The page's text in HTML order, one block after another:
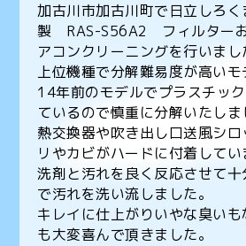
加古川市加古川町で日立しろ
製 RAS-S56A2 フィルター
アコンクリーニングを行いまし
上位機種で分解難易度が高いモ
14年前のモデルでプラスチッ
ているので慎重に分解いたしま
熱交換器や吹き出し口送風シ
リやカビがハードに付着して
洗剤と汚れを良く反応させて
で汚れを洗い流しました。
キレイに仕上がりいやな臭い
も大変喜んで頂きました。